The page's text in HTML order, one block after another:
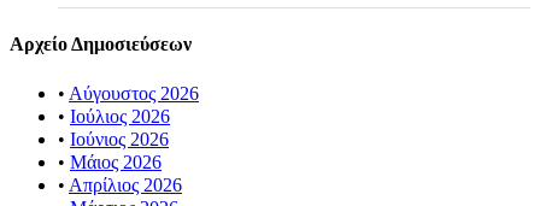
Αρχείο Δημοσιεύσεων
• Αύγουστος 2026
• Ιούλιος 2026
• Ιούνιος 2026
• Μάιος 2026
• Απρίλιος 2026